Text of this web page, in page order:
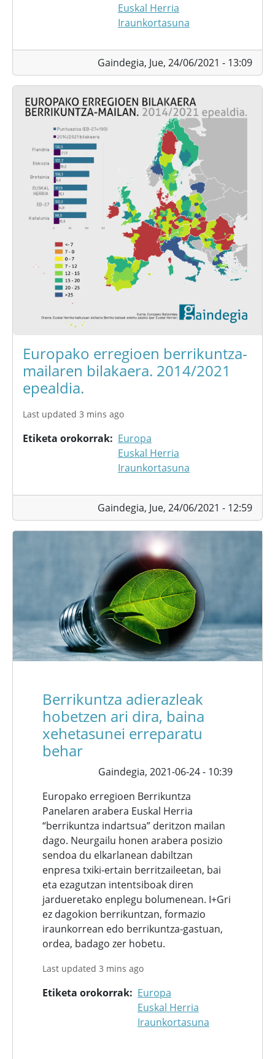
Euskal Herria
Iraunkortasuna
Gaindegia, Jue, 24/06/2021 - 13:09
Europako erregioen berrikuntza-
mailaren bilakaera. 2014/2021
epealdia.
Last updated 3 mins ago
Etiketa orokorrak
Europa
Euskal Herria
Iraunkortasuna
Gaindegia, Jue, 24/06/2021 - 12:59
Berrikuntza adierazleak
hobetzen ari dira, baina
xehetasunei erreparatu
behar
Gaindegia, 2021-06-24 - 10:39
Europako erregioen Berrikuntza
Panelaren arabera Euskal Herria
“berrikuntza indartsua” deritzon mailan
dago. Neurgailu honen arabera posizio
sendoa du elkarlanean dabiltzan
enpresa txiki-ertain berritzaileetan, bai
eta ezagutzan intentsiboak diren
jardueretako enplegu bolumenean. I+Gri
ez dagokion berrikuntzan, formazio
iraunkorrean edo berrikuntza-gastuan,
ordea, badago zer hobetu.
Last updated 3 mins ago
Etiketa orokorrak
Europa
Euskal Herria
Iraunkortasuna